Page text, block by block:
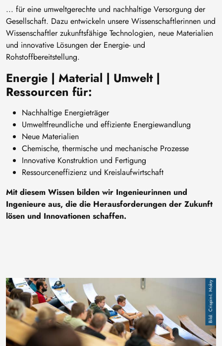
... für eine umweltgerechte und nachhaltige Versorgung der
Gesellschaft. Dazu entwickeln unsere Wissenschaftlerinnen und
Wissenschaftler zukunftsfähige Technologien, neue Materialien
und innovative Lösungen der Energie- und
Rohstoffbereitstellung.
Energie | Material | Umwelt |
Ressourcen für:
Nachhaltige Energieträger
Umweltfreundliche und effiziente Energiewandlung
Neue Materialien
Chemische, thermische und mechanische Prozesse
Innovative Konstruktion und Fertigung
Ressourceneffizienz und Kreislaufwirtschaft
Mit diesem Wissen bilden wir Ingenieurinnen und
Ingenieure aus, die die Herausforderungen der Zukunft
lösen und Innovationen schaffen.
Bild Crispin-I. Mokry